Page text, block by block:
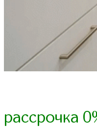
рассрочка